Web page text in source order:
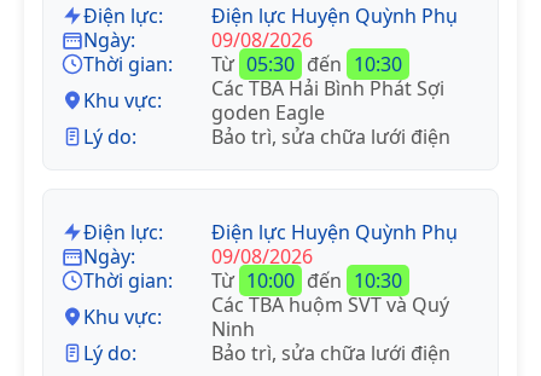
Điện lực:
Điện lực Huyện Quỳnh Phụ
Ngày:
09/08/2026
Thời gian:
Từ 05:30 đến 10:30
Khu vực:
Các TBA Hải Bình Phát Sợi
goden Eagle
Lý do:
Bảo trì, sửa chữa lưới điện
Điện lực:
Điện lực Huyện Quỳnh Phụ
Ngày:
09/08/2026
Thời gian:
Từ 10:00 đến 10:30
Khu vực:
Các TBA huộm SVT và Quý
Ninh
Lý do:
Bảo trì, sửa chữa lưới điện